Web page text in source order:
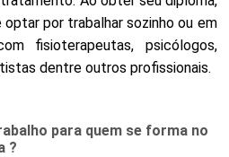
por trabalhar sozinho ou em
fisioterapeutas, psicólogos,
dentre outros profissionais.
para quem se forma no
?